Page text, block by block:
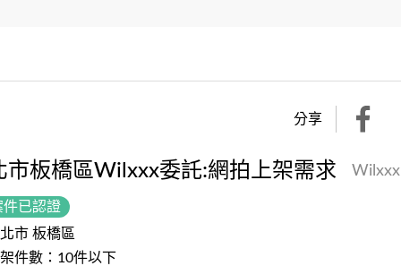
分享
市板橋區Wilxxx委託:網拍上架需求 Wilxxx
件已認證
市 板橋區
架件數：10件以下